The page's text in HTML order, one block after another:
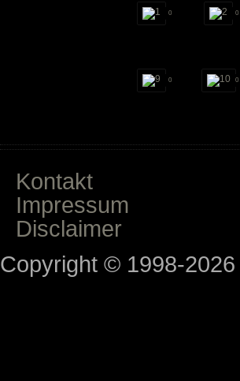
0 0
0 0
Kontakt
Impressum
Disclaimer
Copyright © 1998-